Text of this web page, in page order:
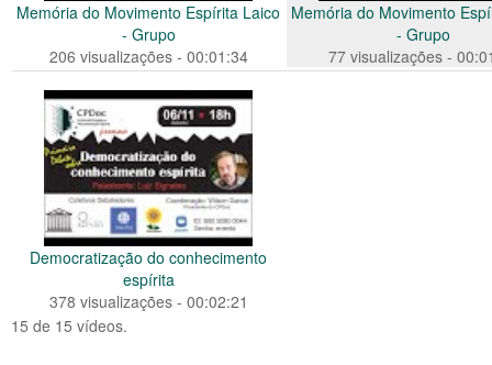
Memória do Movimento Espírita Laico
- Grupo
206 visualizações - 00:01:34
Memória do Movimento
- Grupo
77 visualizações -
Democratização do conhecimento
espírita
378 visualizações - 00:02:21
15 de 15 vídeos.